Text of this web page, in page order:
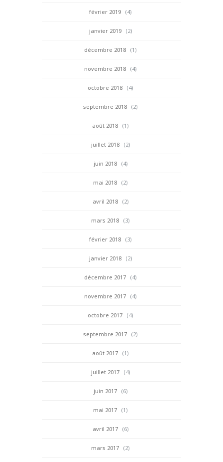
février 2019 (4)
janvier 2019 (2)
décembre 2018 (1)
novembre 2018 (4)
octobre 2018 (4)
septembre 2018 (2)
août 2018 (1)
juillet 2018 (2)
juin 2018 (4)
mai 2018 (2)
avril 2018 (2)
mars 2018 (3)
février 2018 (3)
janvier 2018 (2)
décembre 2017 (4)
novembre 2017 (4)
octobre 2017 (4)
septembre 2017 (2)
août 2017 (1)
juillet 2017 (4)
juin 2017 (6)
mai 2017 (1)
avril 2017 (6)
mars 2017 (2)